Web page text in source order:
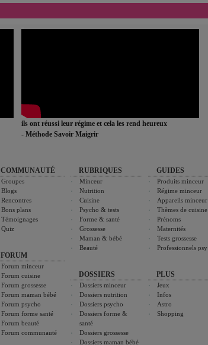
ils ont réussi leur régime et cela les rend heureux
- Méthode Savoir Maigrir
COMMUNAUTÉ
Groupes
Blogs
Rencontres
Bons plans
Témoignages
Quiz
FORUM
Forum minceur
Forum cuisine
Forum grossesse
Forum maman bébé
Forum psycho
Forum forme santé
Forum beauté
Forum communauté
RUBRIQUES
Minceur
Nutrition
Cuisine
Psycho & tests
Forme & santé
Grossesse
Maman & bébé
Beauté
DOSSIERS
Dossiers minceur
Dossiers nutrition
Dossiers psycho
Dossiers forme &
santé
Dossiers grossesse
Dossiers maman bébé
GUIDES
Produits minceur
Régime minceur
Appareils minceur
Thèmes de cuisine
Prénoms
Maternités
Tests grossesse
Professionnels psy
PLUS
Jeux
Infos
Astro
Shopping